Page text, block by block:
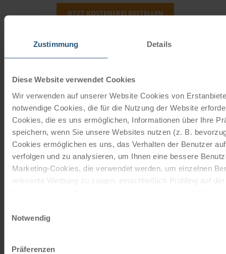
Zustimmung Details
Diese Website verwendet Cookies
Wir verwenden auf unserer Website Cookies von
notwendige Cookies, die für die Nutzung der Website
Cookies, die es uns ermöglichen, Informationen über Ihre
speichern, wenn Sie unsere Websites nutzen (z. B.
Cookies ermöglichen es uns, das Verhalten der Benutzer
verfolgen und zu analysieren, um Ihnen eine bessere
Marketing-Cookies, die verwendet werden, um einzelnen
relevante Werbung zu zeigen, einschließlich Profiling auf
entscheiden, nur notwendige Cookies zu verwenden, indem
Impressum
Notwendig
Präferenzen
JETZT KOSTENFREI BESTELLEN
Schenken Sie unvergessliche
Mit einem Reisegutschein haben Sie
immer das passende Geschenk.
JETZT BESTELLEN
Newsletter abonnieren